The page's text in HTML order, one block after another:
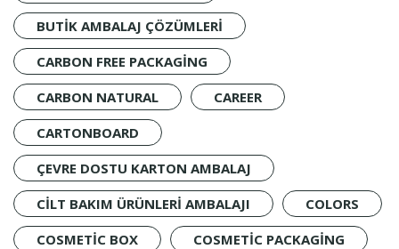
BUTIK AMBALAJ ÇÖZÜMLERI
CARBON FREE PACKAGING
CARBON NATURAL
CAREER
CARTONBOARD
ÇEVRE DOSTU KARTON AMBALAJ
CILT BAKIM ÜRÜNLERI AMBALAJI
COLORS
COSMETIC BOX
COSMETIC PACKAGING